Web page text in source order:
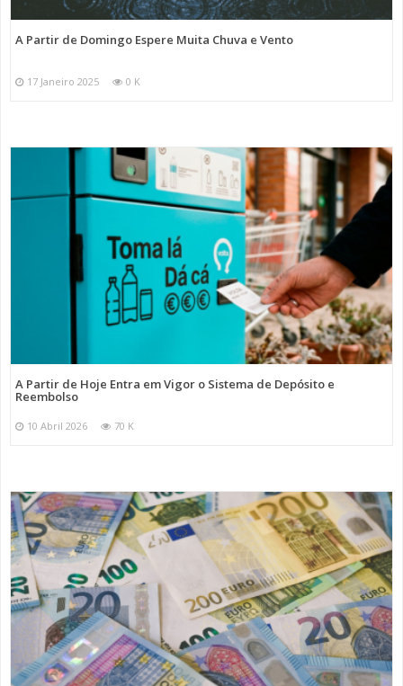
A Partir de Domingo Espere Muita Chuva e Vento
17 Janeiro 2025 0 K
A Partir de Hoje Entra em Vigor o Sistema de Depósito e
Reembolso
10 Abril 2026 70 K